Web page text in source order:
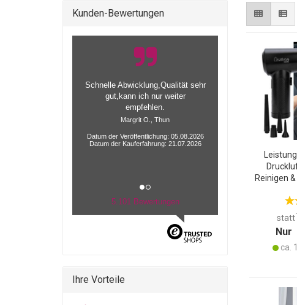
Reinigen
statt1
Nur
ca.
Kunden-Bewertungen
Schnelle Abwicklung,Qualität sehr
gut,kann ich nur weiter
empfehlen.
Margrit O., Thun
Datum der Veröffentlichung: 05.08.2026
Datum der Kauferfahrung: 21.07.2026
5.101 Bewertungen
Ihre Vorteile